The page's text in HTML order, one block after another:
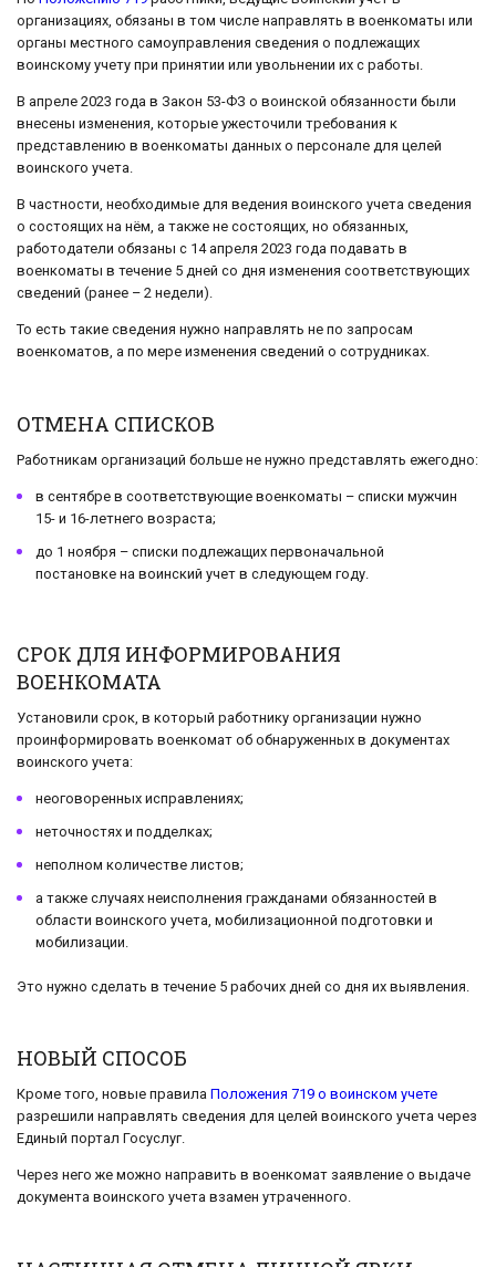
организациях, обязаны в том числе направлять в военкоматы или
органы местного самоуправления сведения о подлежащих
воинскому учету при принятии или увольнении их с работы.
В апреле 2023 года в Закон 53-ФЗ о воинской обязанности были
внесены изменения, которые ужесточили требования к
представлению в военкоматы данных о персонале для целей
воинского учета.
В частности, необходимые для ведения воинского учета сведения
о состоящих на нём, а также не состоящих, но обязанных,
работодатели обязаны с 14 апреля 2023 года подавать в
военкоматы в течение 5 дней со дня изменения соответствующих
сведений (ранее – 2 недели).
То есть такие сведения нужно направлять не по запросам
военкоматов, а по мере изменения сведений о сотрудниках.
ОТМЕНА СПИСКОВ
Работникам организаций больше не нужно представлять ежегодно:
в сентябре в соответствующие военкоматы – списки мужчин
15- и 16-летнего возраста;
до 1 ноября – списки подлежащих первоначальной
постановке на воинский учет в следующем году.
СРОК ДЛЯ ИНФОРМИРОВАНИЯ
ВОЕНКОМАТА
Установили срок, в который работнику организации нужно
проинформировать военкомат об обнаруженных в документах
воинского учета:
неоговоренных исправлениях;
неточностях и подделках;
неполном количестве листов;
а также случаях неисполнения гражданами обязанностей в
области воинского учета, мобилизационной подготовки и
мобилизации.
Это нужно сделать в течение 5 рабочих дней со дня их выявления.
НОВЫЙ СПОСОБ
Кроме того, новые правила Положения 719 о воинском учете
разрешили направлять сведения для целей воинского учета через
Единый портал Госуслуг.
Через него же можно направить в военкомат заявление о выдаче
документа воинского учета взамен утраченного.